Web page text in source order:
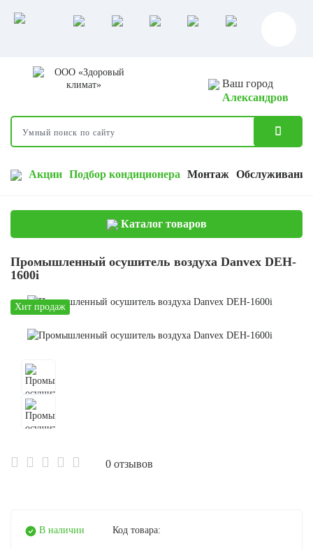
Ваш город
Александров
Акции Подбор кондиционера Монтаж Обслуживание
Каталог товаров
Промышленный осушитель воздуха Danvex DEH-
1600i
Хит продаж
0 отзывов
В наличии Код товара: